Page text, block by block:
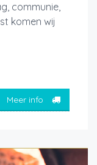
communie,
komen wij
Meer info